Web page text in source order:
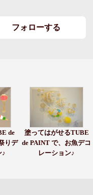
フォローする
de
りデ
♪
塗ってはがせるTUBE
de PAINT で、お魚デコ
レーション♪